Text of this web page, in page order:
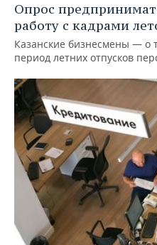
Опрос
работу с кадрами
Казанские бизнесмены — о
период летних отпусков